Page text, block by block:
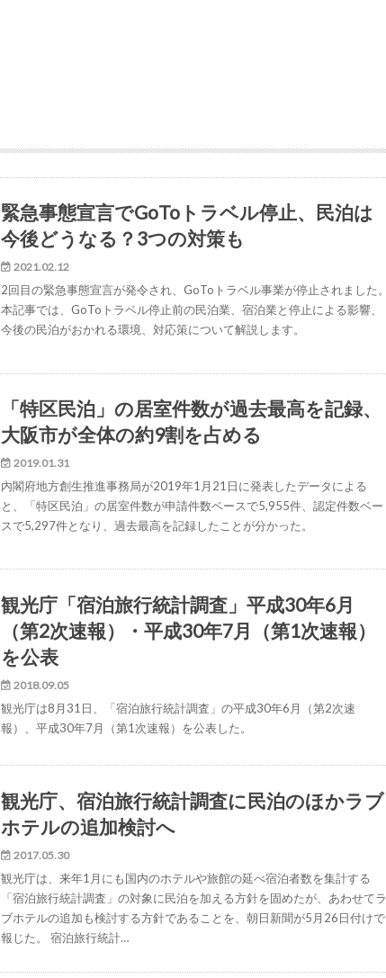
緊急事態宣言でGoToトラベル停止、民泊は
今後どうなる？3つの対策も
2021.02.12
2回目の緊急事態宣言が発令され、GoToトラベル事業が停止されました。
本記事では、GoToトラベル停止前の民泊業、宿泊業と停止による影響、
今後の民泊がおかれる環境、対応策について解説します。
「特区民泊」の居室件数が過去最高を記録、
大阪市が全体の約9割を占める
2019.01.31
内閣府地方創生推進事務局が2019年1月21日に発表したデータによる
と、「特区民泊」の居室件数が申請件数ベースで5,955件、認定件数ベー
スで5,297件となり、過去最高を記録したことが分かった。
観光庁「宿泊旅行統計調査」平成30年6月
（第2次速報）・平成30年7月（第1次速報）
を公表
2018.09.05
観光庁は8月31日、「宿泊旅行統計調査」の平成30年6月（第2次速
報）、平成30年7月（第1次速報）を公表した。
観光庁、宿泊旅行統計調査に民泊のほかラブ
ホテルの追加検討へ
2017.05.30
観光庁は、来年1月にも国内のホテルや旅館の延べ宿泊者数を集計する
「宿泊旅行統計調査」の対象に民泊を加える方針を固めたが、あわせてラ
ブホテルの追加も検討する方針であることを、朝日新聞が5月26日付けで
報じた。 宿泊旅行統計…